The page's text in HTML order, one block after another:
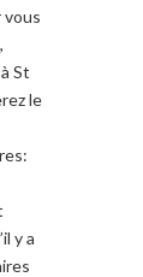
vous
,
St
le
y a